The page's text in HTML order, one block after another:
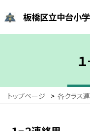
板橋区立中台小
トップページ > 各クラス